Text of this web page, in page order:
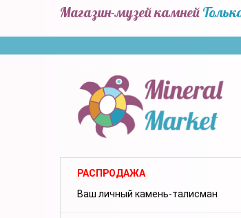
Магазин-музей камней
РАСПРОДАЖА
Ваш личный камень-талисман